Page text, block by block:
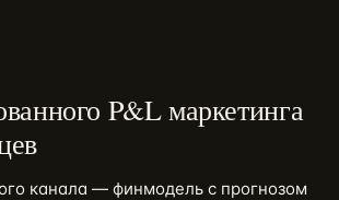
P&L маркетинга
канала — финмодель с прогнозом